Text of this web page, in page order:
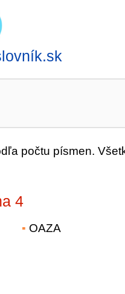
počtu písmen.
4
OAZA